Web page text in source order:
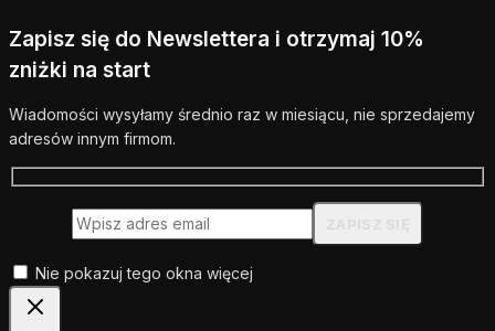
Zapisz się do Newslettera i otrzymaj 10%
zniżki na start
Wiadomości wysyłamy średnio raz w miesiącu, nie sprzedajemy
adresów innym firmom.
Nie pokazuj tego okna więcej